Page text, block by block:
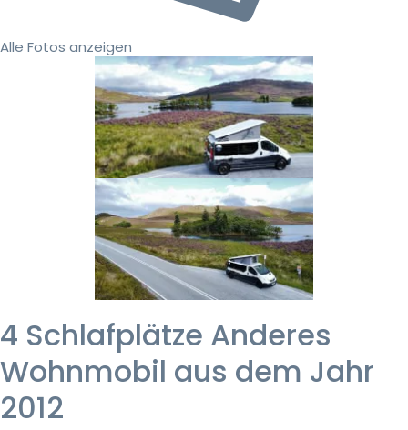
Alle Fotos anzeigen
4 Schlafplätze Anderes
Wohnmobil aus dem Jahr
2012